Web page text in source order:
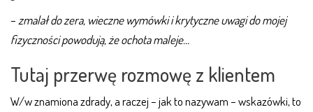
– zmalał do zera, wieczne wymówki i krytyczne uwagi do mojej
fizyczności powodują, że ochota maleje…
Tutaj przerwę rozmowę z klientem
W/w znamiona zdrady, a raczej – jak to nazywam – wskazówki, to